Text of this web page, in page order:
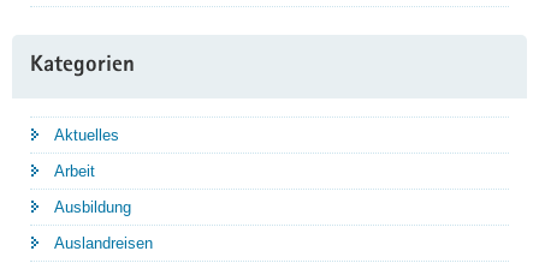
Kategorien
Aktuelles
Arbeit
Ausbildung
Auslandreisen